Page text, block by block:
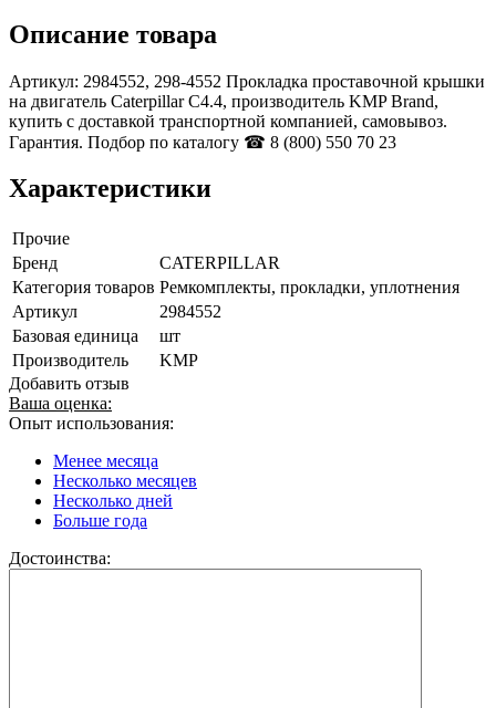
Описание товара
Артикул: 2984552, 298-4552 Прокладка проставочной крышки
на двигатель Caterpillar C4.4, производитель KMP Brand,
купить с доставкой транспортной компанией, самовывоз.
Гарантия. Подбор по каталогу ☎ 8 (800) 550 70 23
Характеристики
Прочие
Бренд
CATERPILLAR
Категория товаров Ремкомплекты, прокладки, уплотнения
Артикул
2984552
Базовая единица
шт
Производитель
KMP
Добавить отзыв
Ваша оценка:
Опыт использования:
Менее месяца
Несколько месяцев
Несколько дней
Больше года
Достоинства: